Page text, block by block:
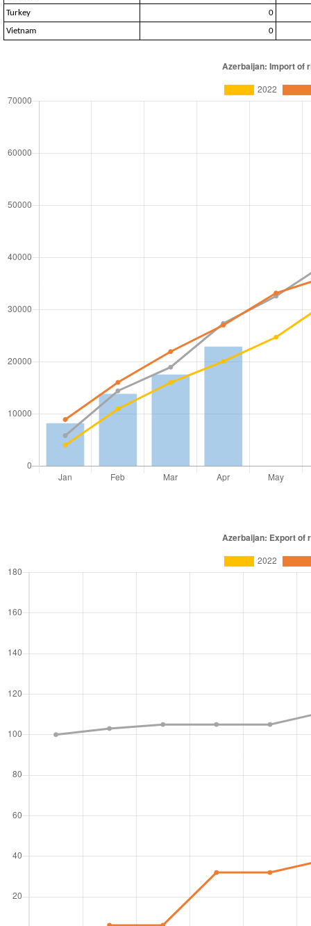
Turkey
0
Vietnam
0